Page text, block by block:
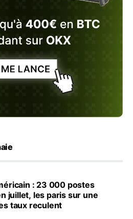
: 23 000 postes
juillet, les paris sur une
taux reculent